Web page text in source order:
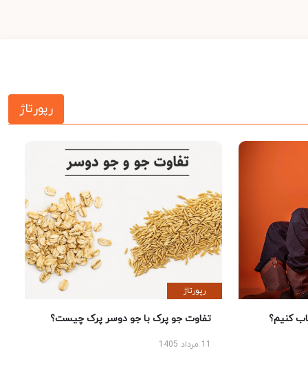
رپورتاژ
کنیم؟
رپورتاژ
تفاوت جو پرک با جو دوسر پرک چیست؟